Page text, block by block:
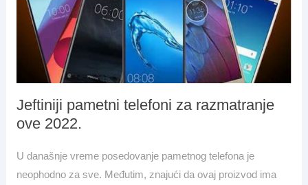
Jeftiniji pametni telefoni za razmatranje
ove 2022.
U današnje vreme posedovanje pametnog telefona je
neophodno za sve. Međutim, znajući da ovaj proizvod ima